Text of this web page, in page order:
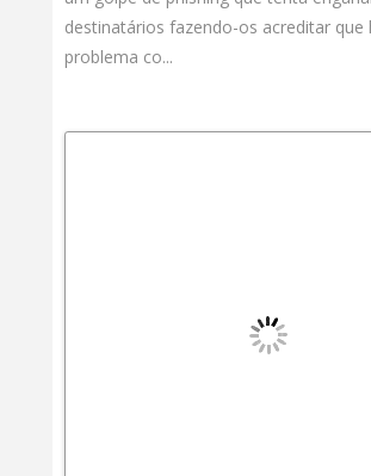
destinatários fazendo-os acreditar que
problema co...